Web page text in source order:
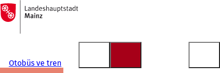
İçeriğe atla
Ana
sayfaya
Otobüs ve tren